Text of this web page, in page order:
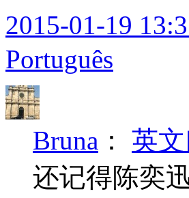
2015-01-19
Português
Bruna ： 英
还记得陈奕